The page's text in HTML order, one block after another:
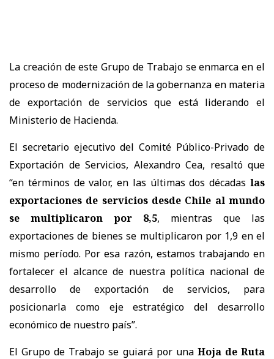
La creación de este Grupo de Trabajo se enmarca en el
proceso de modernización de la gobernanza en materia
de exportación de servicios que está liderando el
Ministerio de Hacienda.
El secretario ejecutivo del Comité Público-Privado de
Exportación de Servicios, Alexandro Cea, resaltó que
“en términos de valor, en las últimas dos décadas las
exportaciones de servicios desde Chile al mundo
se multiplicaron por 8,5, mientras que las
exportaciones de bienes se multiplicaron por 1,9 en el
mismo período. Por esa razón, estamos trabajando en
fortalecer el alcance de nuestra política nacional de
desarrollo de exportación de servicios, para
posicionarla como eje estratégico del desarrollo
económico de nuestro país”.
El Grupo de Trabajo se guiará por una Hoja de Ruta